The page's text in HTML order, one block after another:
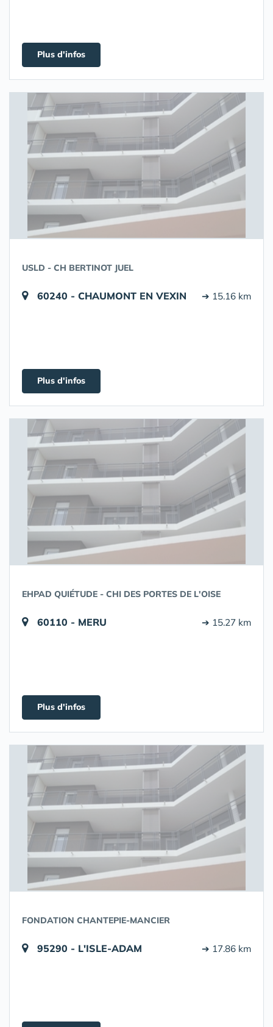
Plus d'infos
USLD - CH BERTINOT JUEL
60240 - CHAUMONT EN VEXIN ➔ 15.16 km
Plus d'infos
EHPAD QUIÉTUDE - CHI DES PORTES DE L'OISE
60110 - MERU ➔ 15.27 km
Plus d'infos
FONDATION CHANTEPIE-MANCIER
95290 - L'ISLE-ADAM ➔ 17.86 km